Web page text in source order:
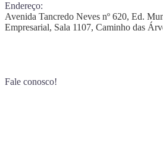
Endereço:
Avenida Tancredo Neves nº 620, Ed.
Empresarial, Sala 1107, Caminho das
Fale conosco!